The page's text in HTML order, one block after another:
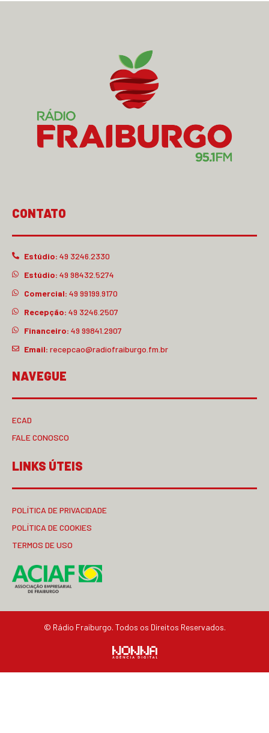
CONTATO
Estúdio: 49 3246.2330
Estúdio: 49 98432.5274
Comercial: 49 99199.9170
Recepção: 49 3246.2507
Financeiro: 49 99841.2907
Email: recepcao@radiofraiburgo.fm.br
NAVEGUE
ECAD
FALE CONOSCO
LINKS ÚTEIS
POLÍTICA DE PRIVACIDADE
POLÍTICA DE COOKIES
TERMOS DE USO
© Rádio Fraiburgo. Todos os Direitos Reservados.